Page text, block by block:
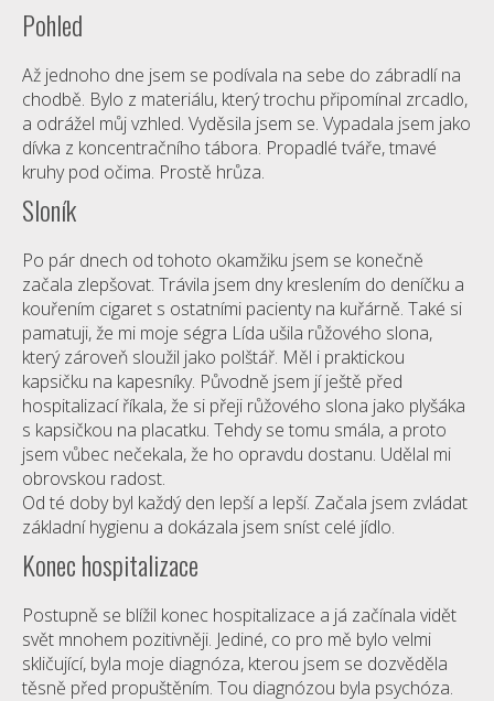
Pohled
Až jednoho dne jsem se podívala na sebe do zábradlí na
chodbě. Bylo z materiálu, který trochu připomínal zrcadlo,
a odrážel můj vzhled. Vyděsila jsem se. Vypadala jsem jako
dívka z koncentračního tábora. Propadlé tváře, tmavé
kruhy pod očima. Prostě hrůza.
Sloník
Po pár dnech od tohoto okamžiku jsem se konečně
začala zlepšovat. Trávila jsem dny kreslením do deníčku a
kouřením cigaret s ostatními pacienty na kuřárně. Také si
pamatuji, že mi moje ségra Lída ušila růžového slona,
který zároveň sloužil jako polštář. Měl i praktickou
kapsičku na kapesníky. Původně jsem jí ještě před
hospitalizací říkala, že si přeji růžového slona jako plyšáka
s kapsičkou na placatku. Tehdy se tomu smála, a proto
jsem vůbec nečekala, že ho opravdu dostanu. Udělal mi
obrovskou radost.
Od té doby byl každý den lepší a lepší. Začala jsem zvládat
základní hygienu a dokázala jsem sníst celé jídlo.
Konec hospitalizace
Postupně se blížil konec hospitalizace a já začínala vidět
svět mnohem pozitivněji. Jediné, co pro mě bylo velmi
skličující, byla moje diagnóza, kterou jsem se dozvěděla
těsně před propuštěním. Tou diagnózou byla psychóza.